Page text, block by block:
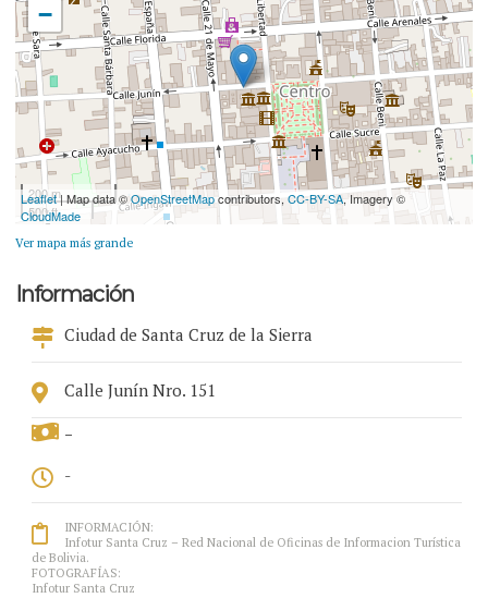
−
200 m
500 ft
Leaflet| Map data ©OpenStreetMapcontributors,CC-BY-SA, Imagery ©
CloudMade
Ver mapa más grande
Información
Ciudad de Santa Cruz de la Sierra
Calle Junín Nro. 151
-
-
INFORMACIÓN:
Infotur Santa Cruz – Red Nacional de Oficinas de Informacion Turística
de Bolivia.
FOTOGRAFÍAS:
Infotur Santa Cruz